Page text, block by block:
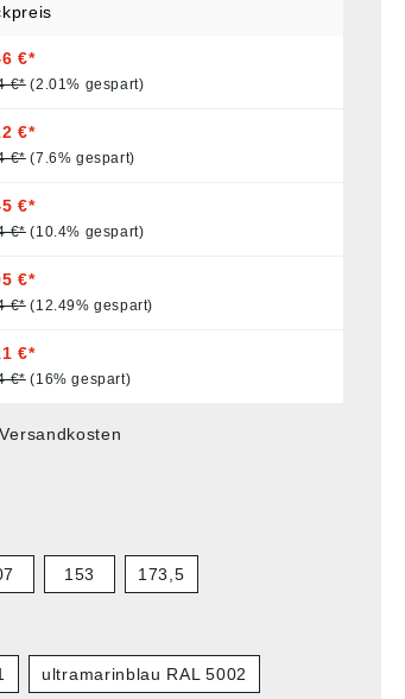
€*
€* (2.01% gespart)
€*
€* (7.6% gespart)
€*
€* (10.4% gespart)
€*
€* (12.49% gespart)
€*
€* (16% gespart)
153 173,5
ultramarinblau RAL 5002